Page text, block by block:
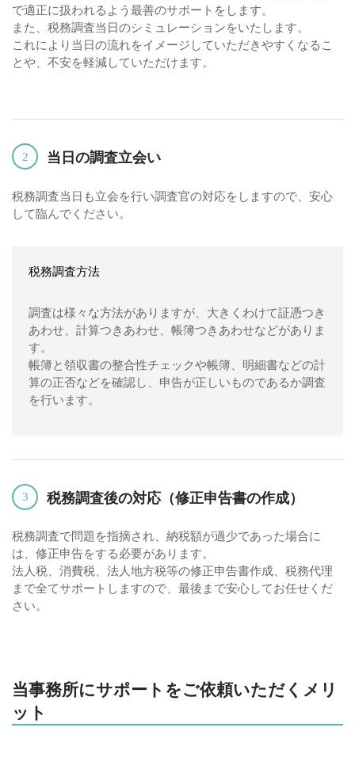
で適正に扱われるよう最善のサポートをします。
また、税務調査当日のシミュレーションをいたします。
これにより当日の流れをイメージしていただきやすくなるこ
とや、不安を軽減していただけます。
2 当日の調査立会い
税務調査当日も立会を行い調査官の対応をしますので、安心
して臨んでください。
税務調査方法
調査は様々な方法がありますが、大きくわけて証憑つき
あわせ、計算つきあわせ、帳簿つきあわせなどがありま
す。
帳簿と領収書の整合性チェックや帳簿、明細書などの計
算の正否などを確認し、申告が正しいものであるか調査
を行います。
3 税務調査後の対応（修正申告書の作成）
税務調査で問題を指摘され、納税額が過少であった場合に
は、修正申告をする必要があります。
法人税、消費税、法人地方税等の修正申告書作成、税務代理
まで全てサポートしますので、最後まで安心してお任せくだ
さい。
当事務所にサポートをご依頼いただくメリ
ット